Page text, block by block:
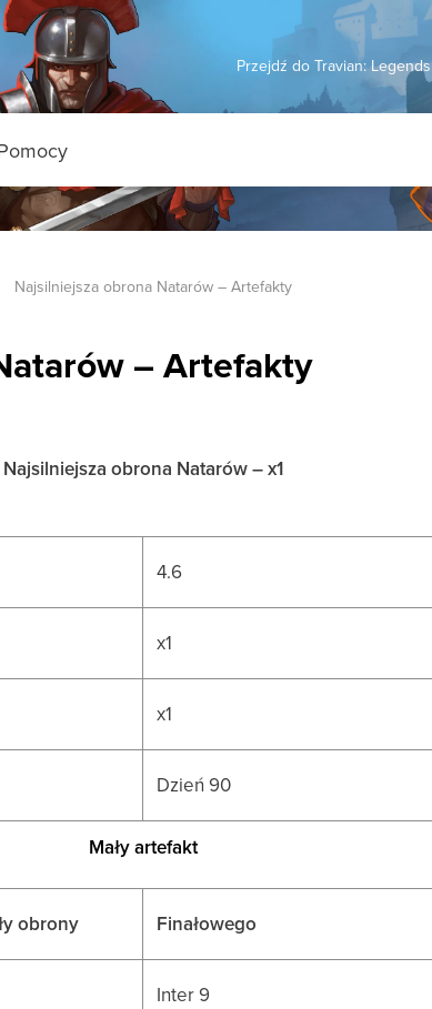
Przejdź do Travian: Legends
Najsilniejsza obrona Natarów – Artefakty
– Artefakty
Najsilniejsza obrona Natarów – x1
4.6
x1
x1
Dzień 90
Mały artefakt
obrony Finałowego
Inter 9